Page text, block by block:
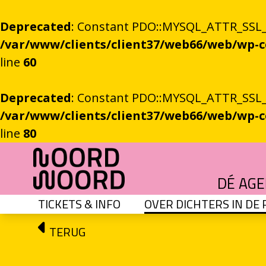
Deprecated: Constant
/var/www/clients/client37/web66/web/
line 60
Deprecated: Constant
/var/www/clients/client37/web66/web/
line 80
Ga naar de inhoud
DÉ
TICKETS & INFO OVER DICHTERS IN
TERUG